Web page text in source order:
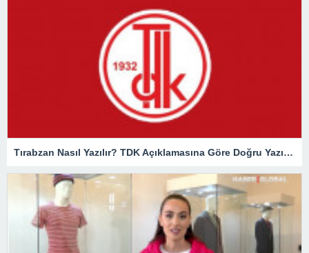
Tırabzan Nasıl Yazılır? TDK Açıklamasına Göre Doğru Yazılışı Trabzan Mı Tırabzan Mı?